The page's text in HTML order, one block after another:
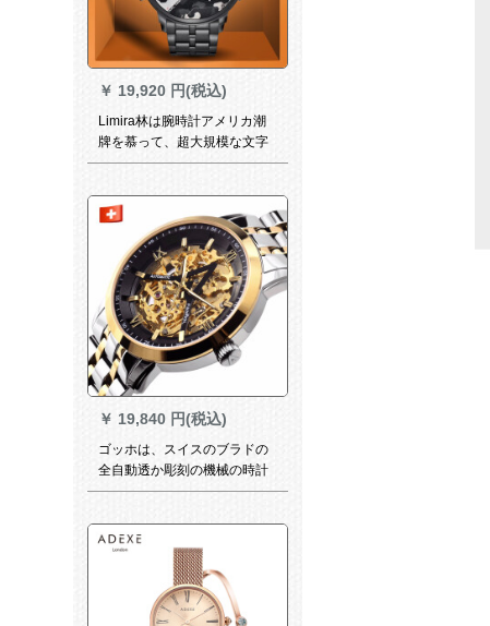
￥ 19,920 円(税込)
Limira林は腕時計アメリカ潮
牌を慕って、超大規模な文字
盤の腕時計男女ダブルタイム
ル防水LM 682-B.t bank
burack
￥ 19,840 円(税込)
ゴッホは、スイスのブラドの
全自動透か彫刻の機械の時計
の男の時計の抜粋したシリズ
力名表に載せています。